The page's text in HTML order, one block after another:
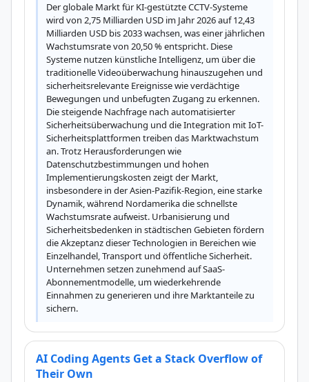
Der globale Markt für KI-gestützte CCTV-Systeme
wird von 2,75 Milliarden USD im Jahr 2026 auf 12,43
Milliarden USD bis 2033 wachsen, was einer jährlichen
Wachstumsrate von 20,50 % entspricht. Diese
Systeme nutzen künstliche Intelligenz, um über die
traditionelle Videoüberwachung hinauszugehen und
sicherheitsrelevante Ereignisse wie verdächtige
Bewegungen und unbefugten Zugang zu erkennen.
Die steigende Nachfrage nach automatisierter
Sicherheitsüberwachung und die Integration mit IoT-
Sicherheitsplattformen treiben das Marktwachstum
an. Trotz Herausforderungen wie
Datenschutzbestimmungen und hohen
Implementierungskosten zeigt der Markt,
insbesondere in der Asien-Pazifik-Region, eine starke
Dynamik, während Nordamerika die schnellste
Wachstumsrate aufweist. Urbanisierung und
Sicherheitsbedenken in städtischen Gebieten fördern
die Akzeptanz dieser Technologien in Bereichen wie
Einzelhandel, Transport und öffentliche Sicherheit.
Unternehmen setzen zunehmend auf SaaS-
Abonnementmodelle, um wiederkehrende
Einnahmen zu generieren und ihre Marktanteile zu
sichern.
AI Coding Agents Get a Stack Overflow of
Their Own